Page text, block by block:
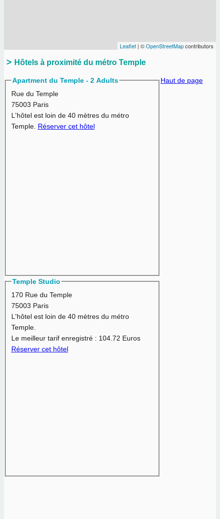
Leaflet | ©OpenStreetMapcontributors
Hôtels à proximité du métro Temple
Apartment du Temple - 2 Adults
Rue du Temple
75003 Paris
L'hôtel est loin de 40 mètres du métro
Temple. Réserver cet hôtel
Temple Studio
170 Rue du Temple
75003 Paris
L'hôtel est loin de 40 mètres du métro
Temple.
Le meilleur tarif enregistré : 104.72 Euros
Réserver cet hôtel
Haut de page